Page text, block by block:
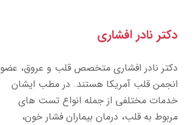
دکتر نادر افشاری
دکتر نادر افشاری متخصص قلب و عروق، عضو
انجمن قلب آمریکا هستند. در مطب ایشان
خدمات مختلفی از جمله انواع تست های
مربوط به قلب، درمان بیماران فشار خون،